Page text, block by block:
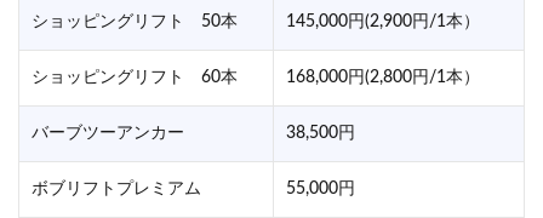
ショッピングリフト 50本 145,000円(2,900円/1本）
ショッピングリフト 60本 168,000円(2,800円/1本）
バーブツーアンカー 38,500円
ボブリフトプレミアム 55,000円